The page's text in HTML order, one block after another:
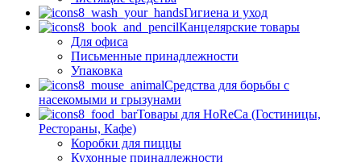
Гигиена и уход
Канцелярские товары
Для офиса
Письменные принадлежности
Упаковка
Средства для борьбы с
насекомыми и грызунами
Товары для HoReCa (Гостиницы,
Рестораны, Кафе)
Коробки для пиццы
Кухонные принадлежности